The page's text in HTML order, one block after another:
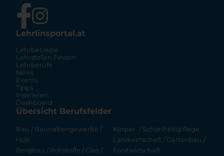
Lehrlinsportal.at
Lehrbetriebe
Lehrstellen Finden
Lehrberufe
News
Events
Tipps
Inserieren
Dashboard
Übersicht Berufsfelder
Bau / Baunebengewerbe /
Holz
Bergbau / Rohstoffe / Glas /
Körper- / Schönheitspflege
Landwirtschaft / Gartenbau /
Forstwirtschaft